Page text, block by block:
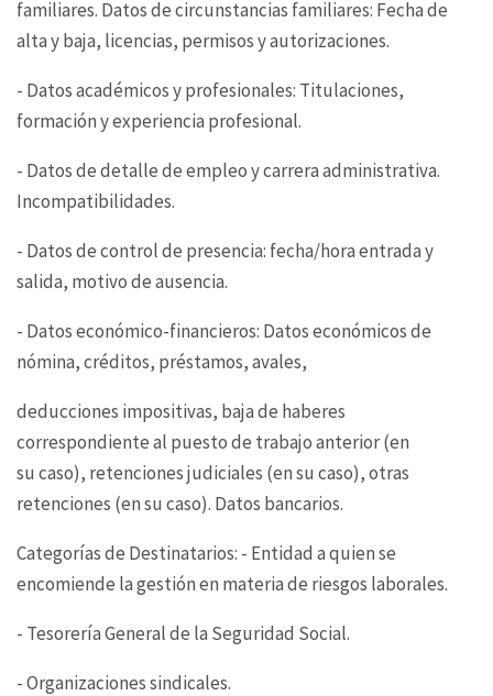
familiares. Datos de circunstancias familiares: Fecha de
alta y baja, licencias, permisos y autorizaciones.
- Datos académicos y profesionales: Titulaciones,
formación y experiencia profesional.
- Datos de detalle de empleo y carrera administrativa.
Incompatibilidades.
- Datos de control de presencia: fecha/hora entrada y
salida, motivo de ausencia.
- Datos económico-financieros: Datos económicos de
nómina, créditos, préstamos, avales,
deducciones impositivas, baja de haberes
correspondiente al puesto de trabajo anterior (en
su caso), retenciones judiciales (en su caso), otras
retenciones (en su caso). Datos bancarios.
Categorías de Destinatarios: - Entidad a quien se
encomiende la gestión en materia de riesgos laborales.
- Tesorería General de la Seguridad Social.
- Organizaciones sindicales.